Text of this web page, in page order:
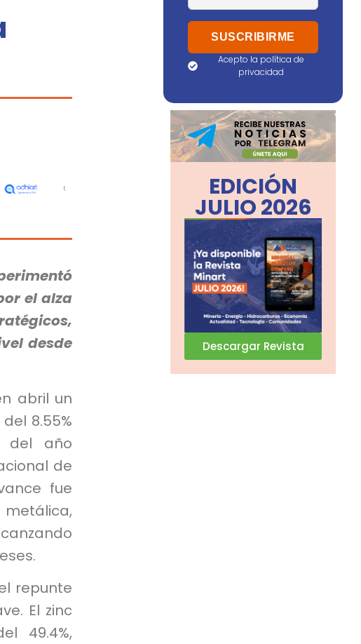
el alza
desde
abril un
8.55%
del año
de
fue
repunte
El zinc
49.4%,
Acepto la política de
privacidad
EDICIÓN
JULIO 2026
Descargar Revista